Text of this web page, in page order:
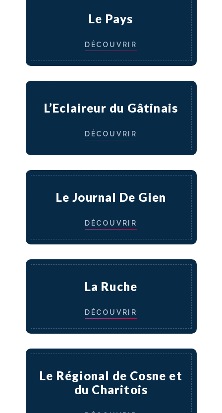
Le Pays
DÉCOUVRIR
L’Eclaireur du Gâtinais
DÉCOUVRIR
Le Journal De Gien
DÉCOUVRIR
La Ruche
DÉCOUVRIR
Le Régional de Cosne et
du Charitois